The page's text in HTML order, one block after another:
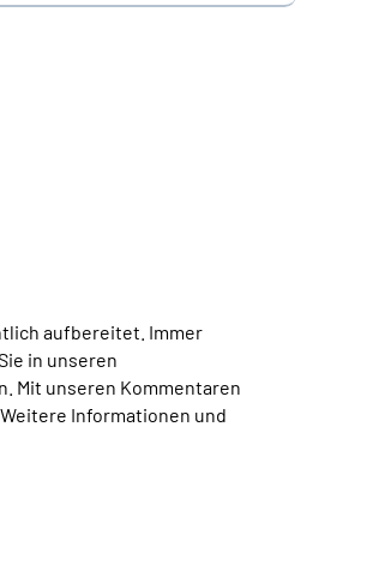
aufbereitet. Immer
in unseren
Mit unseren Kommentaren
Informationen und